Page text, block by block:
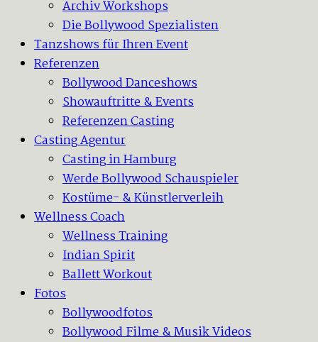
Archiv Workshops
Die Bollywood Spezialisten
Tanzshows für Ihren Event
Referenzen
Bollywood Danceshows
Showauftritte & Events
Referenzen Casting
Casting Agentur
Casting in Hamburg
Werde Bollywood Schauspieler
Kostüme- & Künstlerverleih
Wellness Coach
Wellness Training
Indian Spirit
Ballett Workout
Fotos
Bollywoodfotos
Bollywood Filme & Musik Videos